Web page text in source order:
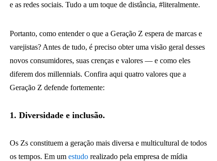
e as redes sociais. Tudo a um toque de distância, #literalmente.
Portanto, como entender o que a Geração Z espera de marcas e
varejistas? Antes de tudo, é preciso obter uma visão geral desses
novos consumidores, suas crenças e valores — e como eles
diferem dos millennials. Confira aqui quatro valores que a
Geração Z defende fortemente:
1. Diversidade e inclusão.
Os Zs constituem a geração mais diversa e multicultural de todos
os tempos. Em um estudo realizado pela empresa de mídia